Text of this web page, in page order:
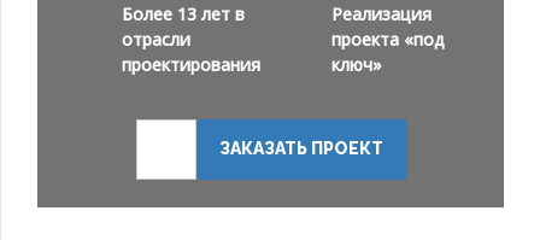
Более 13 лет в
отрасли
проектирования
Реализация
проекта «под
ключ»
ЗАКАЗАТЬ ПРОЕКТ